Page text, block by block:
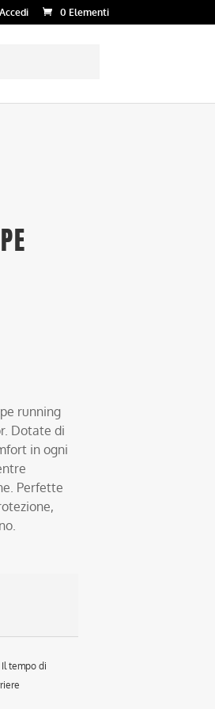
Accedi 0 Elementi
running
Dotate di
in ogni
Perfette
tempo di